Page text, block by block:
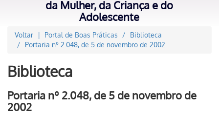
da Mulher, da Criança e do
Adolescente
Voltar Portal de Boas Práticas
Biblioteca
Portaria nº 2.048, de 5 de novembro de 2002
Biblioteca
Portaria nº 2.048, de 5 de novembro de
2002